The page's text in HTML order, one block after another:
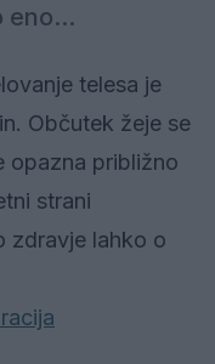
eno...
telesa je
Občutek žeje se
opazna približno
strani
zdravje lahko o